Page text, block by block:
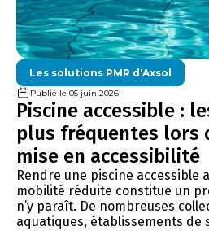
Les solutions PMR d'Axsol
Publié le 05 juin 2026
Piscine accessible :
plus fréquentes lors
mise en accessibilité
Rendre une piscine accessible
mobilité réduite constitue un
n’y paraît. De nombreuses
aquatiques, établissements de